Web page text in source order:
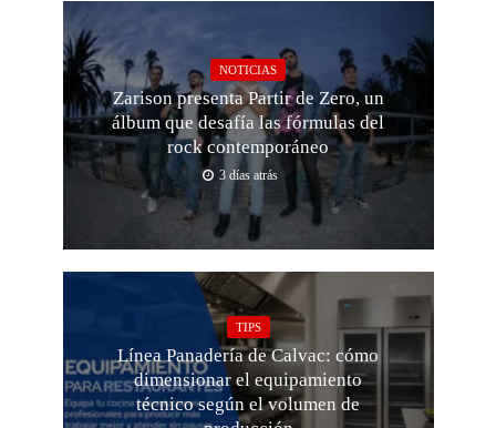
NOTICIAS
Zarison presenta Partir de Zero, un
álbum que desafía las fórmulas del
rock contemporáneo
3 días atrás
TIPS
Línea Panadería de Calvac: cómo
dimensionar el equipamiento
técnico según el volumen de